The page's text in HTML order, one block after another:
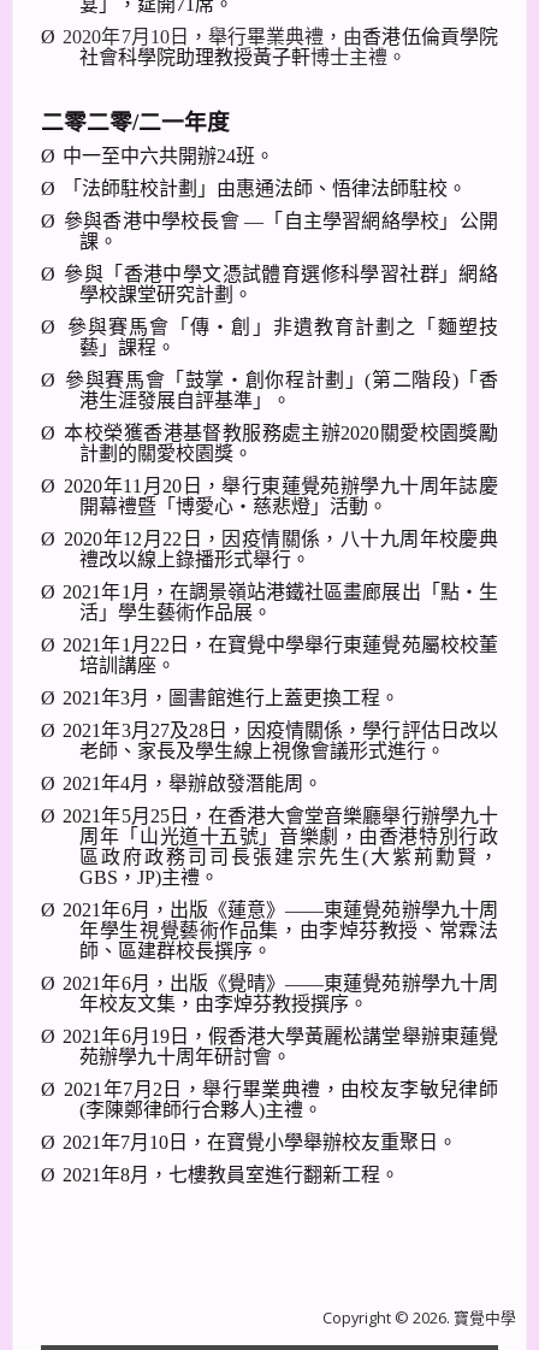
Ø 2020年7月 10日，舉行畢業典禮，由香港伍倫貢學院
社會科學院助理教授黃子軒博士主禮。
二零二零/二一年度
Ø 中一至中六共開辦24班。
Ø
「法師駐校計劃」由惠通法師、悟律法師駐校。
Ø 參與香港中學校長會 —「自主學習網絡學校」公開
課。
Ø 參與「香港中學文憑試體育選修科學習社群」網絡
學校課堂研究計劃。
Ø
參與賽馬會「傳‧創」非遺教育計劃之「麵塑技
藝」課程。
Ø 參與賽馬會「鼓掌‧ 創你程計劃」(第二階段)「香
港生涯發展自評基準」。
Ø 本校榮獲香港基督教服務處主辦2020關愛校園獎勵
計劃的關愛校園獎。
Ø 2020年11 月 20 日，舉行東蓮覺苑辦學九十周年誌慶
開幕禮暨「博愛心‧ 慈悲燈」活動。
Ø 2020年12 月 22 日，因疫情關係，八十九周年校慶典
禮改以線上錄播形式舉行。
Ø 2021年1 月，在調景嶺站港鐵社區畫廊展出「點‧生
活」學生藝術作品展。
Ø 2021年1 月 22 日，在寶覺中學舉行東蓮覺苑屬校校董
培訓講座。
Ø 2021年3月，圖書館進行上蓋更換工程。
Ø 2021年3月 27及28日，因疫情關係，學行評估日改以
老師、家長及學生線上視像會議形式進行。
Ø 2021年4月，舉辦啟發潛能周。
Ø 2021年5月 25日，在香港大會堂音樂廳舉行辦學九十
周年「山光道十五號」音樂劇，由香港特別行政
區政府政務司司長張建宗先生(大紫荊勳賢，
GBS ，JP)主禮。
Ø 2021年6月，出版《蓮意》——東蓮覺苑辦學九十周
年學生視覺藝術作品集，由李焯芬教授、常霖法
師、區建群校長撰序。
Ø 2021年6月，出版《覺晴》——東蓮覺苑辦學九十周
年校友文集，由李焯芬教授撰序。
Ø 2021年6月 19日，假香港大學黃麗松講堂舉辦東蓮覺
苑辦學九十周年研討會。
Ø 2021 年7月 2 日，舉行畢業典禮，由校友李敏兒律師
(李陳鄭律師行合夥人)主禮。
Ø 2021年7月 10 日，在寶覺小學舉辦校友重聚日。
Ø 2021年8月，七樓教員室進行翻新工程。
Copyright © 2026. 寶覺中學